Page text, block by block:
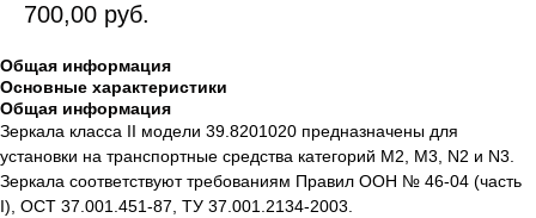
700,00 руб.
Общая информация
Основные характеристики
Общая информация
Зеркала класса II модели 39.8201020 предназначены для
установки на транспортные средства категорий М2, М3, N2 и N3.
Зеркала соответствуют требованиям Правил ООН № 46-04 (часть
I), ОСТ 37.001.451-87, ТУ 37.001.2134-2003.